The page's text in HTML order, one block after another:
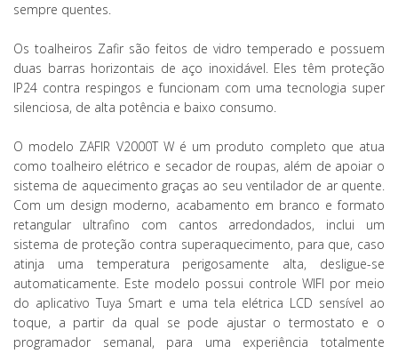
sempre quentes.
Os toalheiros Zafir são feitos de vidro temperado e possuem
duas barras horizontais de aço inoxidável. Eles têm proteção
IP24 contra respingos e funcionam com uma tecnologia super
silenciosa, de alta potência e baixo consumo.
O modelo ZAFIR V2000T W é um produto completo que atua
como toalheiro elétrico e secador de roupas, além de apoiar o
sistema de aquecimento graças ao seu ventilador de ar quente.
Com um design moderno, acabamento em branco e formato
retangular ultrafino com cantos arredondados, inclui um
sistema de proteção contra superaquecimento, para que, caso
atinja uma temperatura perigosamente alta, desligue-se
automaticamente. Este modelo possui controle WIFI por meio
do aplicativo Tuya Smart e uma tela elétrica LCD sensível ao
toque, a partir da qual se pode ajustar o termostato e o
programador semanal, para uma experiência totalmente